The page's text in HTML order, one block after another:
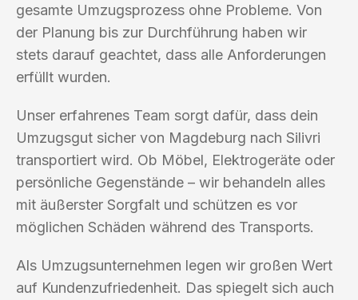
gesamte Umzugsprozess ohne Probleme. Von
der Planung bis zur Durchführung haben wir
stets darauf geachtet, dass alle Anforderungen
erfüllt wurden.
Unser erfahrenes Team sorgt dafür, dass dein
Umzugsgut sicher von Magdeburg nach Silivri
transportiert wird. Ob Möbel, Elektrogeräte oder
persönliche Gegenstände – wir behandeln alles
mit äußerster Sorgfalt und schützen es vor
möglichen Schäden während des Transports.
Als Umzugsunternehmen legen wir großen Wert
auf Kundenzufriedenheit. Das spiegelt sich auch